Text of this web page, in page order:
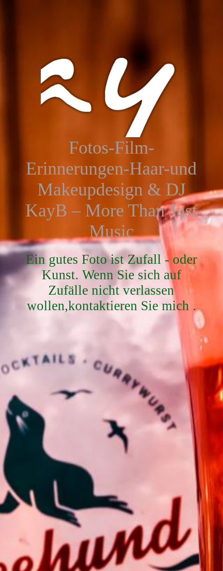
Fotos-Film-
Erinnerungen-Haar-und
Makeupdesign & DJ
KayB – More Than Just
Music
Ein gutes Foto ist Zufall - oder
Kunst. Wenn Sie sich auf
Zufälle nicht verlassen
wollen,kontaktieren Sie mich .